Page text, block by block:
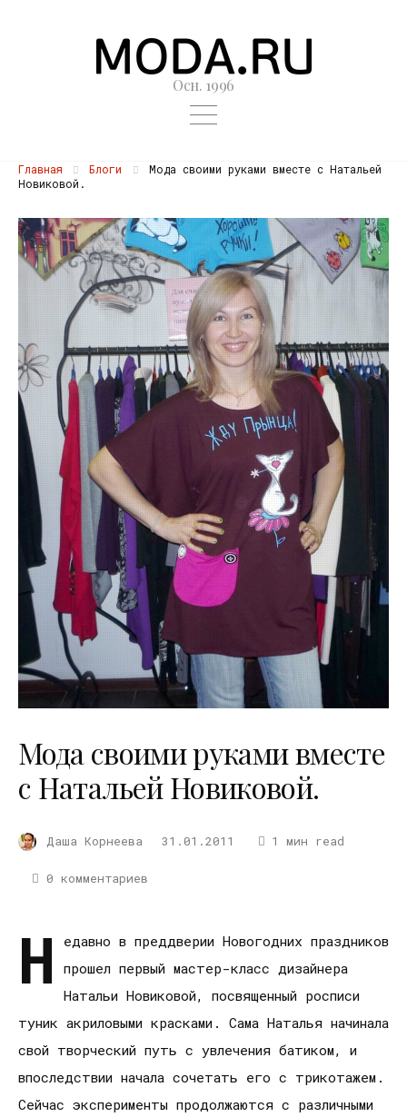
Осн. 1996
Главная Блоги
Мода своими руками вместе с Натальей
Новиковой.
Мода своими руками вместе
с Натальей Новиковой.
Даша Корнеева 31.01.2011 1 мин read
0 комментариев
Н
едавно в преддверии Новогодних праздников
прошел первый мастер-класс дизайнера
Натальи Новиковой, посвященный росписи
туник акриловыми красками. Сама Наталья начинала
свой творческий путь с увлечения батиком, и
впоследствии начала сочетать его с трикотажем.
Сейчас эксперименты продолжаются с различными